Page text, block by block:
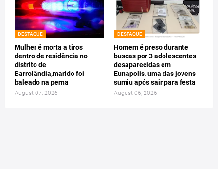
DESTAQUE
Mulher é morta a tiros
dentro de residência no
distrito de
Barrolândia,marido foi
baleado na perna
August 07, 2026
DESTAQUE
Homem é preso durante
buscas por 3 adolescentes
desaparecidas em
Eunapolis, uma das jovens
sumiu após sair para festa
August 06, 2026